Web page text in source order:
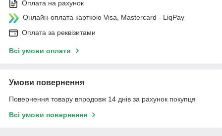
Оплата на рахунок
Онлайн-оплата карткою Visa, Mastercard - LiqPay
Оплата за реквізитами
Всі умови оплати
Умови повернення
Повернення товару впродовж 14 днів за рахунок покупця
Всі умови повернення